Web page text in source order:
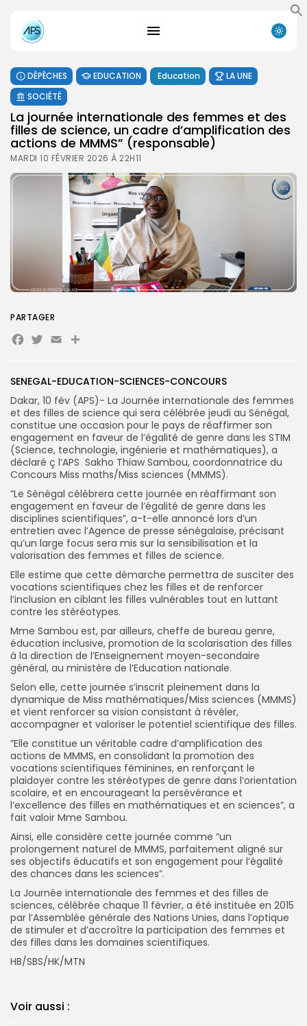
FR
DÉPÊCHES EDUCATION Education
LA UNE
SOCIÉTÉ
La journée internationale des femmes et des
filles de science, un cadre d’amplification des
actions de MMMS” (responsable)
MARDI 10 FÉVRIER 2026 À 22H11
SENEGAL-EDUCATION-SCIENCES-CONCOURS
Dakar, 10 fév (APS)- La Journée internationale des femmes
et des filles de science qui sera célébrée jeudi au Sénégal,
constitue une occasion pour le pays de réaffirmer son
engagement en faveur de l’égalité de genre dans les STIM
(Science, technologie, ingénierie et mathématiques), a
déclaré ç l’APS Sakho Thiaw Sambou, coordonnatrice du
Concours Miss maths/Miss sciences (MMMS).
”Le Sénégal célébrera cette journée en réaffirmant son
engagement en faveur de l’égalité de genre dans les
disciplines scientifiques”, a-t-elle annoncé lors d’un
entretien avec l’Agence de presse sénégalaise, précisant
qu’un large focus sera mis sur la sensibilisation et la
valorisation des femmes et filles de science.
Elle estime que cette démarche permettra de susciter des
vocations scientifiques chez les filles et de renforcer
l’inclusion en ciblant les filles vulnérables tout en luttant
contre les stéréotypes.
Mme Sambou est, par ailleurs, cheffe de bureau genre,
éducation inclusive, promotion de la scolarisation des filles
à la direction de l’Enseignement moyen-secondaire
général, au ministère de l’Education nationale.
Selon elle, cette journée s’inscrit pleinement dans la
dynamique de Miss mathématiques/Miss sciences (MMMS)
et vient renforcer sa vision consistant à révéler,
accompagner et valoriser le potentiel scientifique des filles.
”Elle constitue un véritable cadre d’amplification des
actions de MMMS, en consolidant la promotion des
vocations scientifiques féminines, en renforçant le
plaidoyer contre les stéréotypes de genre dans l’orientation
scolaire, et en encourageant la persévérance et
l’excellence des filles en mathématiques et en sciences”, a
fait valoir Mme Sambou.
Ainsi, elle considère cette journée comme “un
prolongement naturel de MMMS, parfaitement aligné sur
ses objectifs éducatifs et son engagement pour l’égalité
des chances dans les sciences”.
La Journée internationale des femmes et des filles de
sciences, célébrée chaque 11 février, a été instituée en 2015
par l’Assemblée générale des Nations Unies, dans l’optique
de stimuler et d’accroître la participation des femmes et
des filles dans les domaines scientifiques.
HB/SBS/HK/MTN
Voir aussi :
PARTAGER
Facebook
Twitter
EmailPartager